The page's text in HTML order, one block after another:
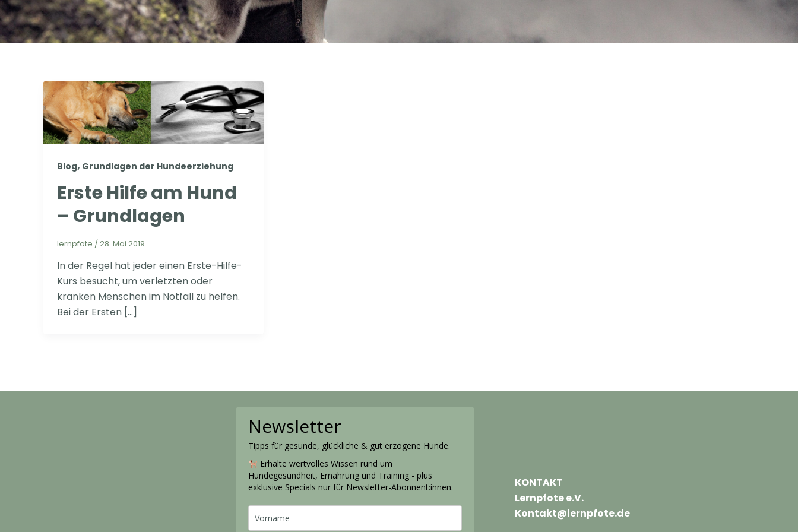
Blog, Grundlagen der Hundeerziehung
Erste Hilfe am Hund
– Grundlagen
lernpfote /28. Mai 2019
In der Regel hat jeder einen Erste-Hilfe-
Kurs besucht, um verletzten oder
kranken Menschen im Notfall zu helfen.
Bei der Ersten […]
Newsletter
Tipps für gesunde, glückliche & gut erzogene Hunde.
Erhalte wertvolles Wissen rund um
Hundegesundheit, Ernährung und Training - plus
exklusive Specials nur für Newsletter-Abonnent:innen.
KONTAKT
Lernpfote e.V.
Kontakt@lernpfote.de